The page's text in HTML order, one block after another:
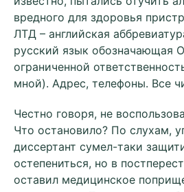
вредного для здоровья
ЛТД – английская
русский язык обозначающая
ограниченной
мной). Адрес, телефоны. Все
Честно говоря, не
Что остановило? По слухам,
диссертант сумел-таки
остепениться, но в
оставил медицинское